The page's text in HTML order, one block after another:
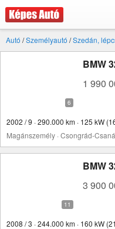
Autó /Személyautó /Szedán,
BMW
1 990
2002 / 9 · 290.000 km · 125 kW
Magánszemély · Csongrád-
BMW
3 900
2008 / 3 · 244.000 km · 160 kW